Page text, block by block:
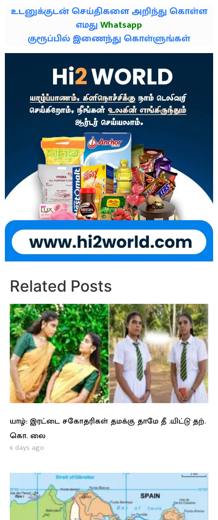
உடனுக்குடன் செய்திகளை அறிந்து கொள்ள
எமதுWhatsapp
குரூப்பில் இணைந்து கொள்ளுங்கள்
Related Posts
யாழ்: இரட்டை சகோதரிகள் தமக்கு தாமே தீ .யிட்டு தற்.
கொ. லை
6 days ago